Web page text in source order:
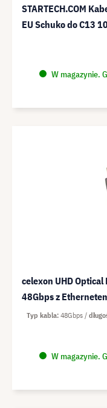
STARTECH.COM
EU Schuko do C13
W magazynie.
celexon UHD
48Gbps z
W magazynie.
Typ kabla 48Gbps